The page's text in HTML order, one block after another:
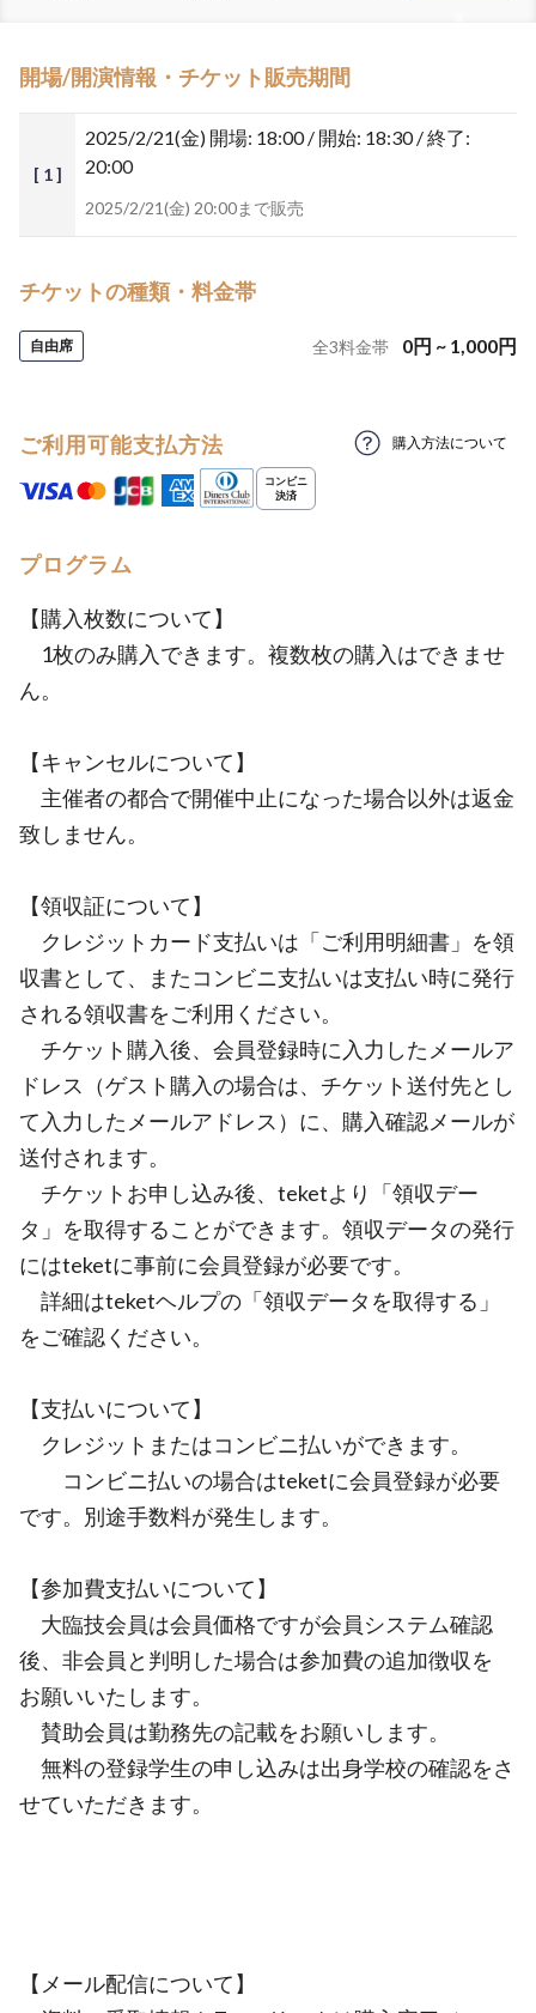
開場/開演情報・チケット販売期間
[ 1 ]
2025/2/21(金) 開場: 18:00 / 開始: 18:30 / 終了:
20:00
2025/2/21(金) 20:00まで販売
チケットの種類・料金帯
自由席 全3料金帯 0円 ~ 1,000円
ご利用可能支払方法 購入方法について
プログラム
【購入枚数について】
1枚のみ購入できます。複数枚の購入はできませ
ん。
【キャンセルについて】
主催者の都合で開催中止になった場合以外は返金
致しません。
【領収証について】
クレジットカード支払いは「ご利用明細書」を領
収書として、またコンビニ支払いは支払い時に発行
される領収書をご利用ください。
チケット購入後、会員登録時に入力したメールア
ドレス（ゲスト購入の場合は、チケット送付先とし
て入力したメールアドレス）に、購入確認メールが
送付されます。
チケットお申し込み後、teketより「領収デー
タ」を取得することができます。領収データの発行
にはteketに事前に会員登録が必要です。
詳細はteketヘルプの「領収データを取得する」
をご確認ください。
【支払いについて】
クレジットまたはコンビニ払いができます。
コンビニ払いの場合はteketに会員登録が必要
です。別途手数料が発生します。
【参加費支払いについて】
大臨技会員は会員価格ですが会員システム確認
後、非会員と判明した場合は参加費の追加徴収を
お願いいたします。
賛助会員は勤務先の記載をお願いします。
無料の登録学生の申し込みは出身学校の確認をさ
せていただきます。
【メール配信について】